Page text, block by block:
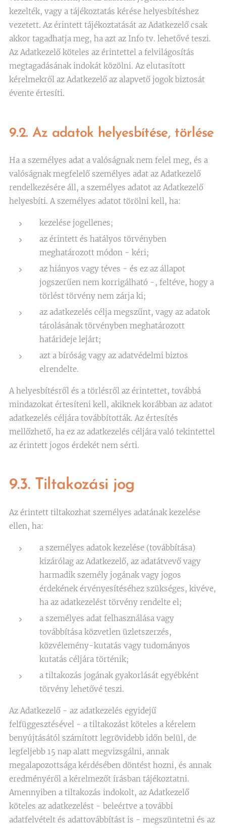
kezelték, vagy a tájékoztatás kérése helyesbítéshez
vezetett. Az érintett tájékoztatását az Adatkezelő csak
akkor tagadhatja meg, ha azt az Info tv. lehetővé teszi.
Az Adatkezelő köteles az érintettel a felvilágosítás
megtagadásának indokát közölni. Az elutasított
kérelmekről az Adatkezelő az alapvető jogok biztosát
évente értesíti.
9.2. Az adatok helyesbítése, törlése
Ha a személyes adat a valóságnak nem felel meg, és a
valóságnak megfelelő személyes adat az Adatkezelő
rendelkezésére áll, a személyes adatot az Adatkezelő
helyesbíti. A személyes adatot törölni kell, ha:
kezelése jogellenes;
az érintett és hatályos törvényben
meghatározott módon - kéri;
az hiányos vagy téves - és ez az állapot
jogszerűen nem korrigálható -, feltéve, hogy a
törlést törvény nem zárja ki;
az adatkezelés célja megszűnt, vagy az adatok
tárolásának törvényben meghatározott
határideje lejárt;
azt a bíróság vagy az adatvédelmi biztos
elrendelte.
A helyesbítésről és a törlésről az érintettet, továbbá
mindazokat értesíteni kell, akiknek korábban az adatot
adatkezelés céljára továbbították. Az értesítés
mellőzhető, ha ez az adatkezelés céljára való tekintettel
az érintett jogos érdekét nem sérti.
9.3. Tiltakozási jog
Az érintett tiltakozhat személyes adatának kezelése
ellen, ha:
a személyes adatok kezelése (továbbítása)
kizárólag az Adatkezelő, az adatátvevő vagy
harmadik személy jogának vagy jogos
érdekének érvényesítéséhez szükséges, kivéve,
ha az adatkezelést törvény rendelte el;
a személyes adat felhasználása vagy
továbbítása közvetlen üzletszerzés,
közvélemény-kutatás vagy tudományos
kutatás céljára történik;
a tiltakozás jogának gyakorlását egyébként
törvény lehetővé teszi.
Az Adatkezelő - az adatkezelés egyidejű
felfüggesztésével - a tiltakozást köteles a kérelem
benyújtásától számított legrövidebb időn belül, de
legfeljebb 15 nap alatt megvizsgálni, annak
megalapozottsága kérdésében döntést hozni, és annak
eredményéről a kérelmezőt írásban tájékoztatni.
Amennyiben a tiltakozás indokolt, az Adatkezelő
köteles az adatkezelést - beleértve a további
adatfelvételt és adattovábbítást is - megszüntetni és az